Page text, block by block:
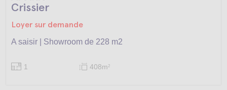
Crissier
Loyer sur demande
A saisir | Showroom de 228 m2
1 408m2